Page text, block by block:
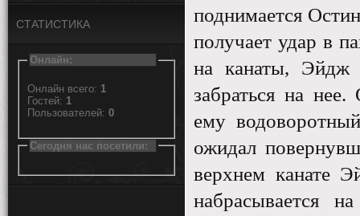
СТАТИСТИКА
Онлайн:
Онлайн всего: 1
Гостей: 1
Пользователей: 0
Сегодня нас посетили:
поднимается
получает удар в
на канаты, Эйдж
забраться на
ему
ожидал
верхнем канате
набрасывается